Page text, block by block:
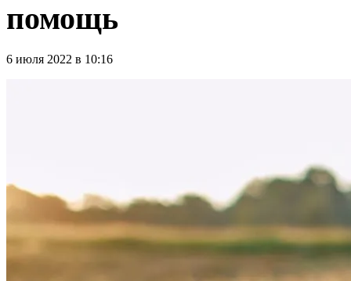
помощь
6 июля 2022 в 10:16